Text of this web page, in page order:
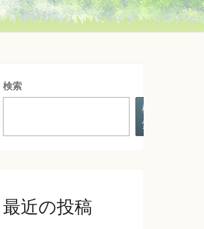
検索
検
索
最近の投稿